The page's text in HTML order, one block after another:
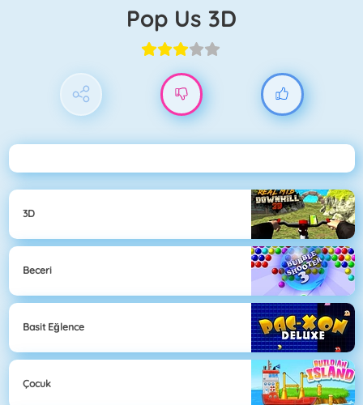
Pop Us 3D
3D
Beceri
Basit Eğlence
Çocuk